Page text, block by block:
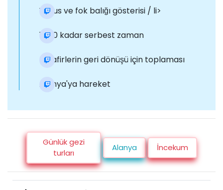
Yunus ve fok balığı gösterisi / li>
16:30 kadar serbest zaman
Misafirlerin geri dönüşü için toplaması
Alanya'ya hareket
Günlük gezi
turları
Alanya İncekum